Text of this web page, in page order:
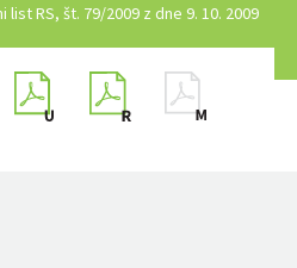
list RS, št. 79/2009 z dne 9. 10. 2009